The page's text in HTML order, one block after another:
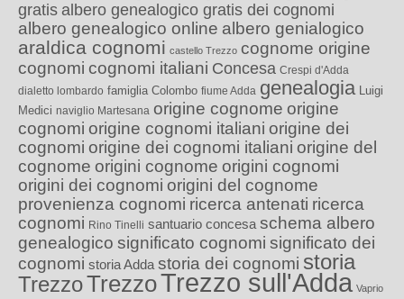
gratis albero genealogico gratis dei cognomi
albero genealogico online albero genialogico
araldica cognomi castello Trezzo cognome origine
cognomi cognomi italiani Concesa Crespi d'Adda
dialetto lombardo famiglia Colombo fiume Adda genealogia Luigi
Medici naviglio Martesana origine cognome origine
cognomi origine cognomi italiani origine dei
cognomi origine dei cognomi italiani origine del
cognome origini cognome origini cognomi
origini dei cognomi origini del cognome
provenienza cognomi ricerca antenati ricerca
cognomi Rino Tinelli santuario concesa schema albero
genealogico significato cognomi significato dei
cognomi storia Adda storia dei cognomi storia
TrezzoTrezzoTrezzo sull'Adda Vaprio